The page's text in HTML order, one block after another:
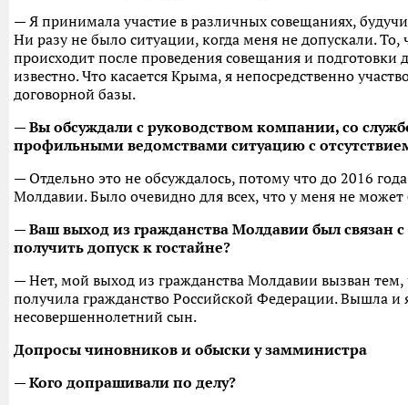
— Я принимала участие в различных совещаниях,
Ни разу не было ситуации, когда меня не допускали. То,
происходит после проведения совещания и подготовки
известно. Что касается Крыма, я непосредственно
договорной базы.
— Вы обсуждали с руководством компании, со
профильными ведомствами ситуацию с
— Отдельно это не обсуждалось, потому что до 2016
Молдавии. Было очевидно для всех, что у меня не может
— Ваш выход из гражданства Молдавии был связан
получить допуск к гостайне?
— Нет, мой выход из гражданства Молдавии вызван тем,
получила гражданство Российской Федерации. Вышла и
несовершеннолетний сын.
Допросы чиновников и обыски у замминистра
— Кого допрашивали по делу?